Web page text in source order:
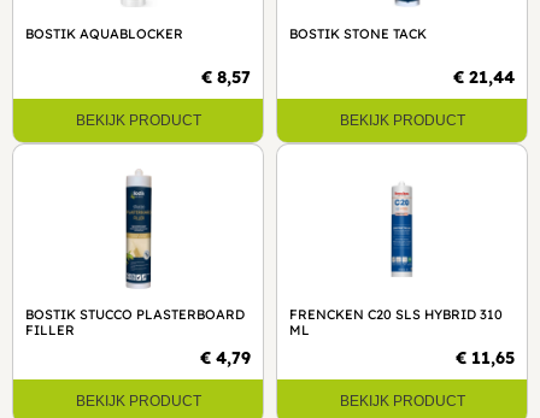
BOSTIK AQUABLOCKER
€ 8,57
BEKIJK PRODUCT
BOSTIK STONE TACK
€ 21,44
BEKIJK PRODUCT
BOSTIK STUCCO PLASTERBOARD
FILLER
€ 4,79
BEKIJK PRODUCT
FRENCKEN C20 SLS HYBRID 310
ML
€ 11,65
BEKIJK PRODUCT